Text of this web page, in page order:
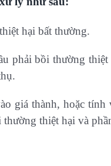
hại bất thường.
phải bồi thường
giá thành, hoặc
thiệt hại và